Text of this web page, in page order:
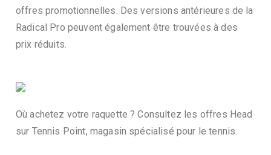
offres promotionnelles. Des versions antérieures de la
Radical Pro peuvent également être trouvées à des
prix réduits.
Où achetez votre raquette ? Consultez les offres Head
sur Tennis Point, magasin spécialisé pour le tennis.